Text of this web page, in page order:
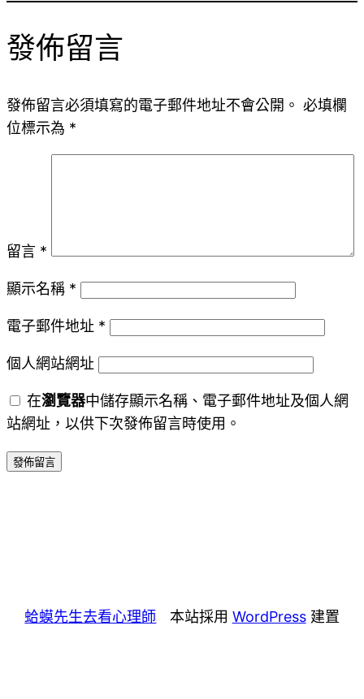
發佈留言
發佈留言必須填寫的電子郵件地址不會公開。 必填欄
位標示為 *
留言 *
顯示名稱 *
電子郵件地址 *
個人網站網址
在瀏覽器中儲存顯示名稱、電子郵件地址及個人網
站網址，以供下次發佈留言時使用。
蛤蟆先生去看心理師 本站採用 WordPress建置